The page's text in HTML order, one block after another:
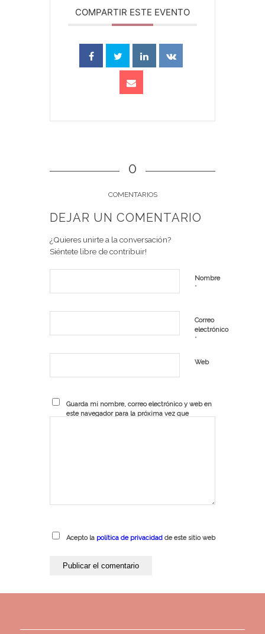
COMPARTIR ESTE EVENTO
0
COMENTARIOS
DEJAR UN COMENTARIO
¿Quieres unirte a la conversación?
Siéntete libre de contribuir!
Nombre
*
Correo
electrónico
*
Web
Guarda mi nombre, correo electrónico y web en
este navegador para la próxima vez que
Acepto la política de privacidadde este sitio web